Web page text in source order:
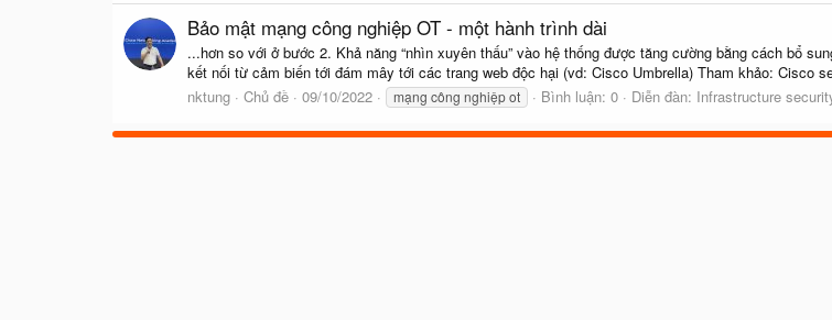
Bảo mật mạng công nghiệp OT - một hành trình dài
...hơn so với ở bước 2. Khả năng “nhìn xuyên thấu” vào hệ thống được tăng cường bằng cách bổ
kết nối từ cảm biến tới đám mây tới các trang web độc hại (vd: Cisco Umbrella) Tham khảo: Cisco
nktung
Chủ đề 09/10/2022 mạng công nghiệp ot Bình luận: 0 Diễn đàn: Infrastructure